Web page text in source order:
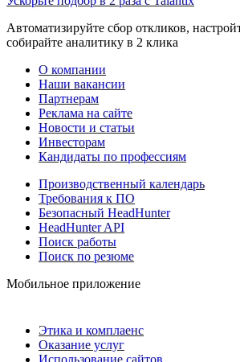
Автоматизируйте сбор откликов,
собирайте аналитику в 2 клика
О компании
Наши вакансии
Партнерам
Реклама на сайте
Новости и статьи
Инвесторам
Кандидаты по профессиям
Производственный календарь
Требования к ПО
Безопасный HeadHunter
HeadHunter API
Поиск работы
Поиск по резюме
Мобильное приложение
Этика и комплаенс
Оказание услуг
Использование сайтов